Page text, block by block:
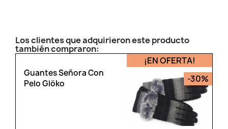
Los clientes que adquirieron este producto
también compraron:
Guantes Señora Con
Pelo Glöko
¡EN OFERTA!
-30%